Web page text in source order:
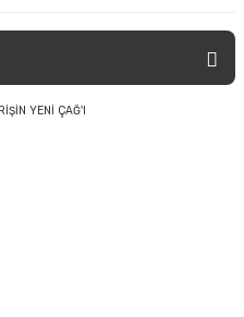
YENİ ÇAĞ'I